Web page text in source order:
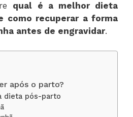
qual é a melhor dieta
como recuperar a forma
antes de engravidar.
após o parto?
dieta pós-parto